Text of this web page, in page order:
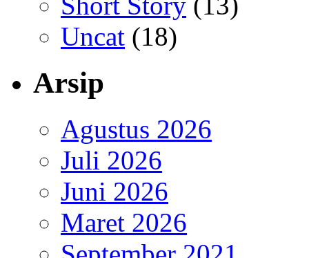
Uncat (18)
Arsip
Agustus 2026
Juli 2026
Juni 2026
Maret 2026